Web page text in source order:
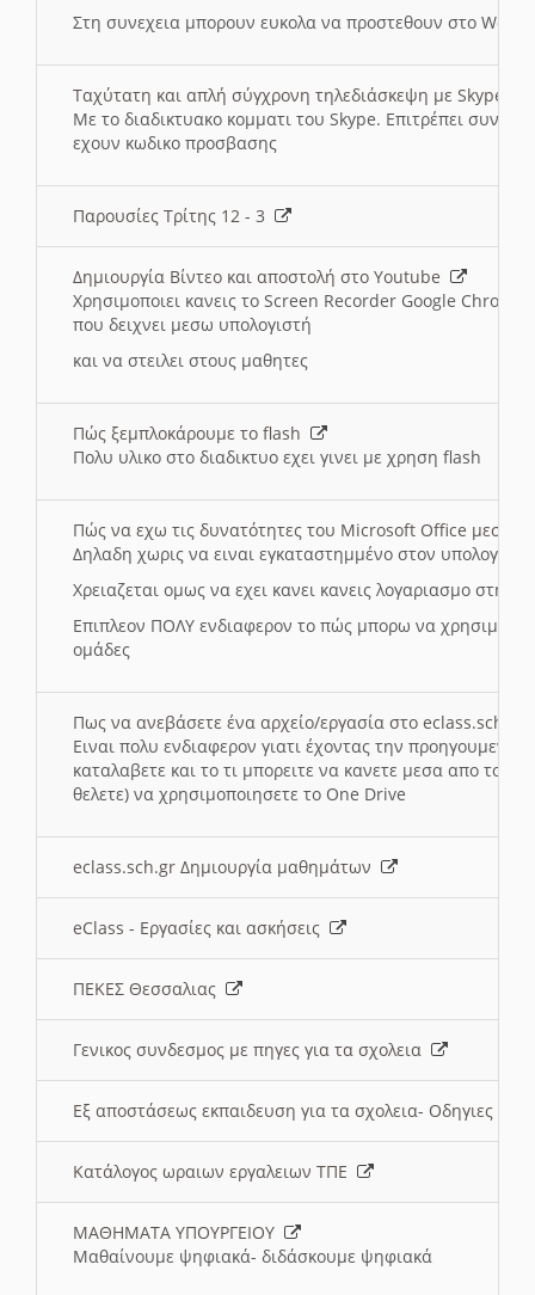
Στη συνεχεια μπορουν ευκολα να προστεθουν στο Word
Ταχύτατη και απλή σύγχρονη τηλεδιάσκεψη με Skype
Με το διαδικτυακο κομματι του Skype. Επιτρέπει
εχουν κωδικο προσβασης
Παρουσίες Τρίτης 12 - 3
Δημιουργία Βίντεο και αποστολή στο Youtube
Χρησιμοποιει κανεις το Screen Recorder Google Chrome
που δειχνει μεσω υπολογιστή
και να στειλει στους μαθητες
Πώς ξεμπλοκάρουμε το flash
Πολυ υλικο στο διαδικτυο εχει γινει με χρηση flash
Πώς να εχω τις δυνατότητες του Microsoft Office μεσω
Δηλαδη χωρις να ειναι εγκαταστημμένο στον
Χρειαζεται ομως να εχει κανει κανεις λογαριασμο στη
Επιπλεον ΠΟΛΥ ενδιαφερον το πώς μπορω να
ομάδες
Πως να ανεβάσετε ένα αρχείο/εργασία στο eclass.sch.gr
Ειναι πολυ ενδιαφερον γιατι έχοντας την
καταλαβετε και το τι μπορειτε να κανετε μεσα απο το
θελετε) να χρησιμοποιησετε το One Drive
eclass.sch.gr Δημιουργία μαθημάτων
eClass - Εργασίες και ασκήσεις
ΠΕΚΕΣ Θεσσαλιας
Γενικος συνδεσμος με πηγες για τα σχολεια
Εξ αποστάσεως εκπαιδευση για τα σχολεια- Οδηγιες
Κατάλογος ωραιων εργαλειων ΤΠΕ
ΜΑΘΗΜΑΤΑ ΥΠΟΥΡΓΕΙΟΥ
Μαθαίνουμε ψηφιακά- διδάσκουμε ψηφιακά